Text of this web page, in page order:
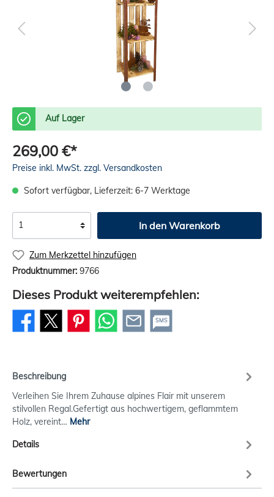
Auf Lager
269,00 €*
Preise inkl. MwSt. zzgl. Versandkosten
Sofort verfügbar, Lieferzeit: 6-7 Werktage
In den Warenkorb
Zum Merkzettel hinzufügen
Produktnummer: 9766
Dieses Produkt weiterempfehlen:
SMS
Beschreibung
Verleihen Sie Ihrem Zuhause alpines Flair mit unserem
stilvollen Regal.Gefertigt aus hochwertigem, geflammtem
Holz, vereint… Mehr
Details
Bewertungen